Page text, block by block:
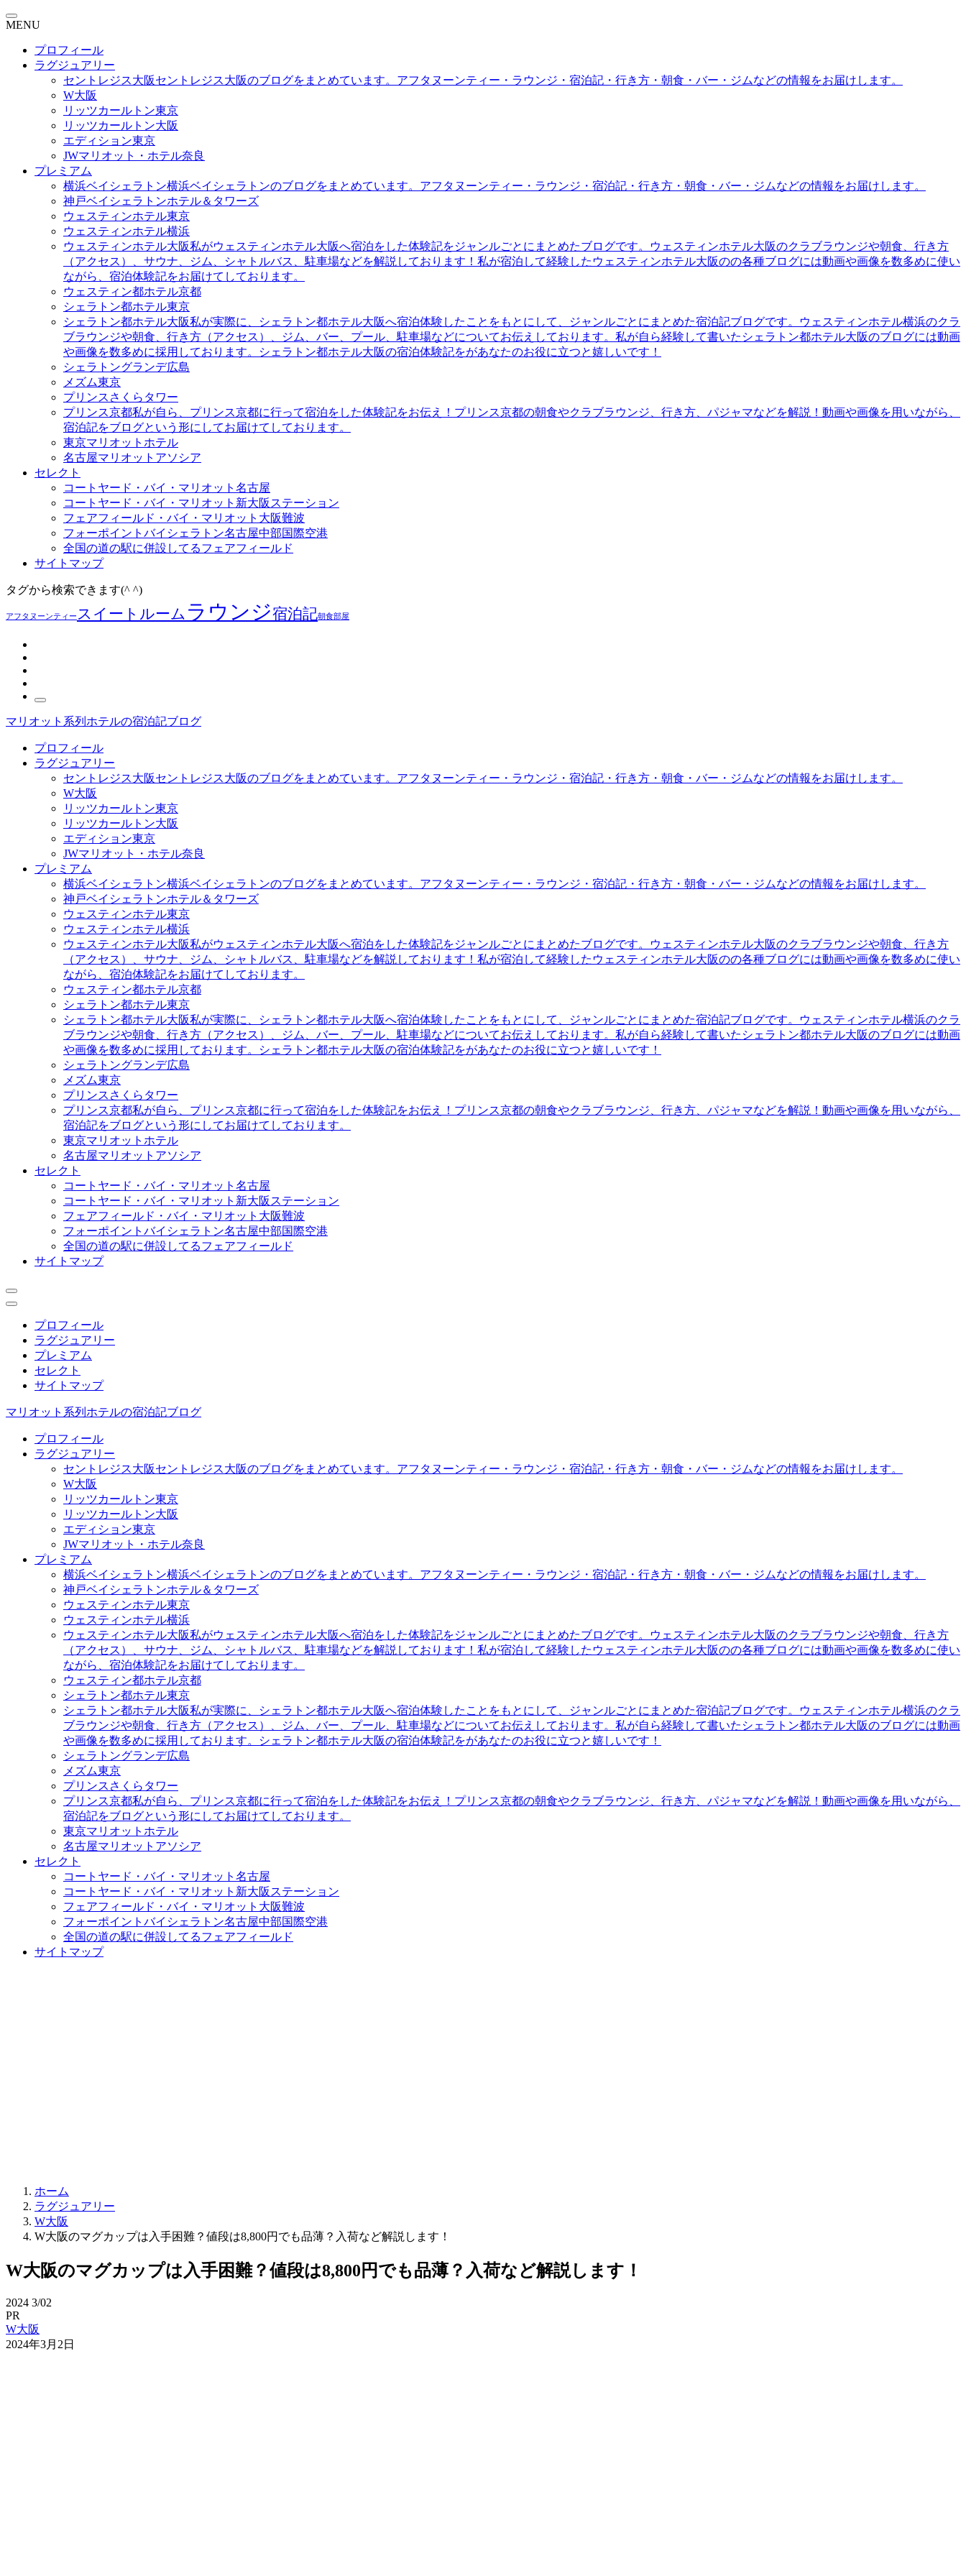
MENU
プロフィール
ラグジュアリー
セントレジス大阪セントレジス大阪のブログをまとめています。アフタヌーンティー・ラウンジ・宿泊記・行き方・朝食・バー・ジムなどの情報をお届けします。
W大阪
リッツカールトン東京
リッツカールトン大阪
エディション東京
JWマリオット・ホテル奈良
プレミアム
横浜ベイシェラトン横浜ベイシェラトンのブログをまとめています。アフタヌーンティー・ラウンジ・宿泊記・行き方・朝食・バー・ジムなどの情報をお届けします。
神戸ベイシェラトンホテル＆タワーズ
ウェスティンホテル東京
ウェスティンホテル横浜
ウェスティンホテル大阪私がウェスティンホテル大阪へ宿泊をした体験記をジャンルごとにまとめたブログです。ウェスティンホテル大阪のクラブラウンジや朝食、行き方
（アクセス）、サウナ、ジム、シャトルバス、駐車場などを解説しております！私が宿泊して経験したウェスティンホテル大阪のの各種ブログには動画や画像を数多めに使い
ながら、宿泊体験記をお届けてしております。
ウェスティン都ホテル京都
シェラトン都ホテル東京
シェラトン都ホテル大阪私が実際に、シェラトン都ホテル大阪へ宿泊体験したことをもとにして、ジャンルごとにまとめた宿泊記ブログです。ウェスティンホテル横浜のクラ
ブラウンジや朝食、行き方（アクセス）、ジム、バー、プール、駐車場などについてお伝えしております。私が自ら経験して書いたシェラトン都ホテル大阪のブログには動画
や画像を数多めに採用しております。シェラトン都ホテル大阪の宿泊体験記をがあなたのお役に立つと嬉しいです！
シェラトングランデ広島
メズム東京
プリンスさくらタワー
プリンス京都私が自ら、プリンス京都に行って宿泊をした体験記をお伝え！プリンス京都の朝食やクラブラウンジ、行き方、パジャマなどを解説！動画や画像を用いながら、
宿泊記をブログという形にしてお届けてしております。
東京マリオットホテル
名古屋マリオットアソシア
セレクト
コートヤード・バイ・マリオット名古屋
コートヤード・バイ・マリオット新大阪ステーション
フェアフィールド・バイ・マリオット大阪難波
フォーポイントバイシェラトン名古屋中部国際空港
全国の道の駅に併設してるフェアフィールド
サイトマップ
タグから検索できます(^ ^)
アフタヌーンティースイートルーム ラウンジ宿泊記朝食部屋
マリオット系列ホテルの宿泊記ブログ
プロフィール
ラグジュアリー
セントレジス大阪セントレジス大阪のブログをまとめています。アフタヌーンティー・ラウンジ・宿泊記・行き方・朝食・バー・ジムなどの情報をお届けします。
W大阪
リッツカールトン東京
リッツカールトン大阪
エディション東京
JWマリオット・ホテル奈良
プレミアム
横浜ベイシェラトン横浜ベイシェラトンのブログをまとめています。アフタヌーンティー・ラウンジ・宿泊記・行き方・朝食・バー・ジムなどの情報をお届けします。
神戸ベイシェラトンホテル＆タワーズ
ウェスティンホテル東京
ウェスティンホテル横浜
ウェスティンホテル大阪私がウェスティンホテル大阪へ宿泊をした体験記をジャンルごとにまとめたブログです。ウェスティンホテル大阪のクラブラウンジや朝食、行き方
（アクセス）、サウナ、ジム、シャトルバス、駐車場などを解説しております！私が宿泊して経験したウェスティンホテル大阪のの各種ブログには動画や画像を数多めに使い
ながら、宿泊体験記をお届けてしております。
ウェスティン都ホテル京都
シェラトン都ホテル東京
シェラトン都ホテル大阪私が実際に、シェラトン都ホテル大阪へ宿泊体験したことをもとにして、ジャンルごとにまとめた宿泊記ブログです。ウェスティンホテル横浜のクラ
ブラウンジや朝食、行き方（アクセス）、ジム、バー、プール、駐車場などについてお伝えしております。私が自ら経験して書いたシェラトン都ホテル大阪のブログには動画
や画像を数多めに採用しております。シェラトン都ホテル大阪の宿泊体験記をがあなたのお役に立つと嬉しいです！
シェラトングランデ広島
メズム東京
プリンスさくらタワー
プリンス京都私が自ら、プリンス京都に行って宿泊をした体験記をお伝え！プリンス京都の朝食やクラブラウンジ、行き方、パジャマなどを解説！動画や画像を用いながら、
宿泊記をブログという形にしてお届けてしております。
東京マリオットホテル
名古屋マリオットアソシア
セレクト
コートヤード・バイ・マリオット名古屋
コートヤード・バイ・マリオット新大阪ステーション
フェアフィールド・バイ・マリオット大阪難波
フォーポイントバイシェラトン名古屋中部国際空港
全国の道の駅に併設してるフェアフィールド
サイトマップ
プロフィール
ラグジュアリー
プレミアム
セレクト
サイトマップ
マリオット系列ホテルの宿泊記ブログ
プロフィール
ラグジュアリー
セントレジス大阪セントレジス大阪のブログをまとめています。アフタヌーンティー・ラウンジ・宿泊記・行き方・朝食・バー・ジムなどの情報をお届けします。
W大阪
リッツカールトン東京
リッツカールトン大阪
エディション東京
JWマリオット・ホテル奈良
プレミアム
横浜ベイシェラトン横浜ベイシェラトンのブログをまとめています。アフタヌーンティー・ラウンジ・宿泊記・行き方・朝食・バー・ジムなどの情報をお届けします。
神戸ベイシェラトンホテル＆タワーズ
ウェスティンホテル東京
ウェスティンホテル横浜
ウェスティンホテル大阪私がウェスティンホテル大阪へ宿泊をした体験記をジャンルごとにまとめたブログです。ウェスティンホテル大阪のクラブラウンジや朝食、行き方
（アクセス）、サウナ、ジム、シャトルバス、駐車場などを解説しております！私が宿泊して経験したウェスティンホテル大阪のの各種ブログには動画や画像を数多めに使い
ながら、宿泊体験記をお届けてしております。
ウェスティン都ホテル京都
シェラトン都ホテル東京
シェラトン都ホテル大阪私が実際に、シェラトン都ホテル大阪へ宿泊体験したことをもとにして、ジャンルごとにまとめた宿泊記ブログです。ウェスティンホテル横浜のクラ
ブラウンジや朝食、行き方（アクセス）、ジム、バー、プール、駐車場などについてお伝えしております。私が自ら経験して書いたシェラトン都ホテル大阪のブログには動画
や画像を数多めに採用しております。シェラトン都ホテル大阪の宿泊体験記をがあなたのお役に立つと嬉しいです！
シェラトングランデ広島
メズム東京
プリンスさくらタワー
プリンス京都私が自ら、プリンス京都に行って宿泊をした体験記をお伝え！プリンス京都の朝食やクラブラウンジ、行き方、パジャマなどを解説！動画や画像を用いながら、
宿泊記をブログという形にしてお届けてしております。
東京マリオットホテル
名古屋マリオットアソシア
セレクト
コートヤード・バイ・マリオット名古屋
コートヤード・バイ・マリオット新大阪ステーション
フェアフィールド・バイ・マリオット大阪難波
フォーポイントバイシェラトン名古屋中部国際空港
全国の道の駅に併設してるフェアフィールド
サイトマップ
ホーム
ラグジュアリー
W大阪
W大阪のマグカップは入手困難？値段は8,800円でも品薄？入荷など解説します！
W大阪のマグカップは入手困難？値段は8,800円でも品薄？入荷など解説します！
2024 3/02
PR
W大阪
2024年3月2日